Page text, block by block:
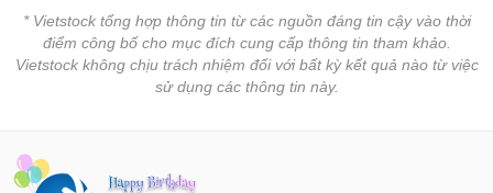
* Vietstock tổng hợp thông tin từ các nguồn đáng tin cậy vào thời
điểm công bố cho mục đích cung cấp thông tin tham khảo.
Vietstock không chịu trách nhiệm đối với bất kỳ kết quả nào từ việc
sử dụng các thông tin này.